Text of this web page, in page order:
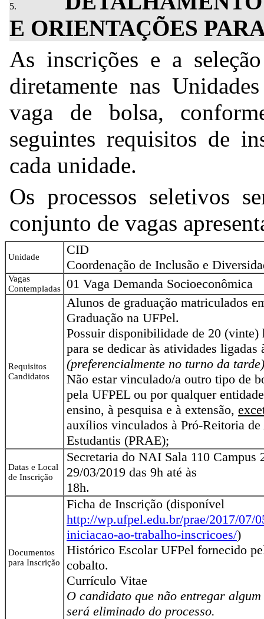
E ORIENTAÇÕES
As inscrições e a
diretamente nas
vaga de bolsa,
seguintes requisitos de
cada unidade.
Os processos seletivos
conjunto de vagas
Unidade
CID
Coordenação de Inclusão e
Vagas
Contempladas
01 Vaga Demanda Socioeconômica
Requisitos
Candidatos
Alunos de graduação matriculados
Graduação na UFPel.
Possuir disponibilidade de 20 (vinte)
para se dedicar às atividades ligadas
(preferencialmente no turno da
Não estar vinculado/a outro tipo de
pela UFPEL ou por qualquer
ensino, à pesquisa e à extensão,
auxílios vinculados à Pró-Reitoria de
Estudantis (PRAE);
Datas e Local
de Inscrição
Secretaria do NAI Sala 110 Campus
29/03/2019 das 9h até às
18h.
Documentos
para Inscrição
Ficha de Inscrição (disponível
http://wp.ufpel.edu.br/prae/2017/07/
iniciacao-ao-trabalho-inscricoes/)
Histórico Escolar UFPel fornecido
cobalto.
Currículo Vitae
O candidato que não entregar algum
será eliminado do processo.